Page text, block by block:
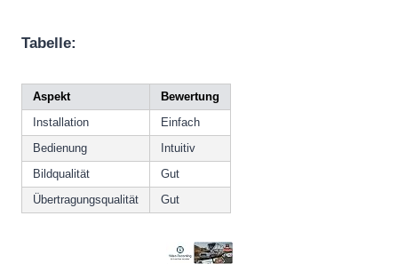
Tabelle:
Aspekt
Bewertung
Installation
Einfach
Bedienung
Intuitiv
Bildqualität
Gut
Übertragungsqualität
Gut